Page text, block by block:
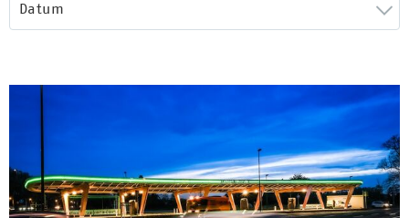
Datum